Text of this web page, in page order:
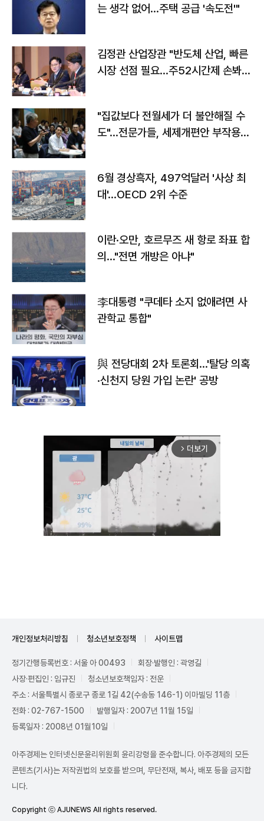
는 생각 없어…주택 공급 '속도전'"
김정관 산업장관 "반도체 산업, 빠른
시장 선점 필요…주52시간제 손봐
"집값보다 전월세가 더 불안해질 수
도"…전문가들, 세제개편안 부작용
6월 경상흑자, 497억달러 '사상 최
대'…OECD 2위 수준
이란·오만, 호르무즈 새 항로 좌표 합
의…"전면 개방은 아냐"
李대통령 "쿠데타 소지 없애려면 사
관학교 통합"
與 전당대회 2차 토론회…'탈당 의혹
·신천지 당원 가입 논란' 공방
arrow_forward_ios 더보기
개인정보처리방침 청소년보호정책 사이트맵
정기간행등록번호 : 서울 아 00493
회장·발행인 : 곽영길
사장·편집인 : 임규진
청소년보호책임자 : 전운
주소 : 서울특별시 종로구 종로 1길 42(수송동 146-1) 이마빌딩 11층
전화 : 02-767-1500
발행일자 : 2007년 11월 15일
등록일자 : 2008년 01월10일
아주경제는 인터넷신문윤리위원회 윤리강령을 준수합니다. 아주경제의 모든
콘텐츠(기사)는 저작권법의 보호를 받으며, 무단전재, 복사, 배포 등을 금지합
니다.
Copyright ⓒ AJUNEWS All rights reserved.